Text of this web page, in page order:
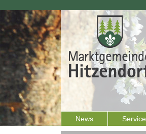
News Service